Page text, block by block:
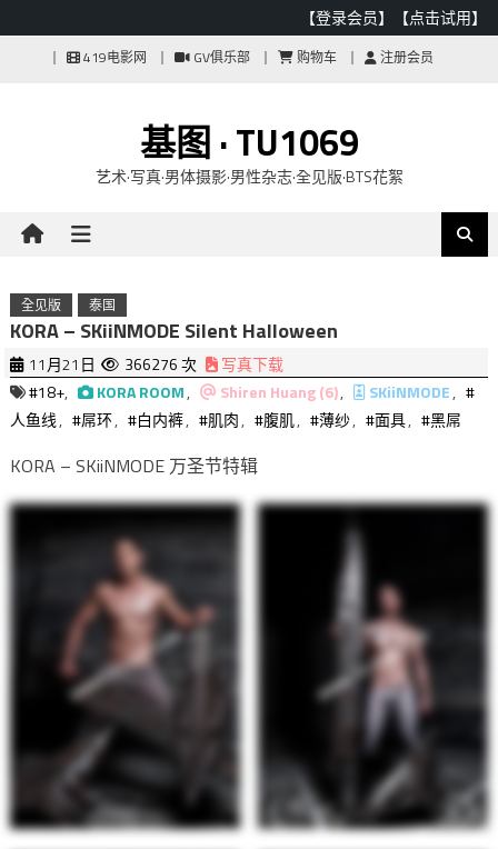
【登录会员】 【点击试用】
419电影网 GV俱乐部 购物车 注册会员
基图 · TU1069
艺术·写真·男体摄影·男性杂志·全见版·BTS花絮
全见版 泰国
KORA – SKiiNMODE Silent Halloween
11月21日 366276 次
写真下载
#18+, KORA ROOM, Shiren Huang (6), SKiiNMODE, #
人鱼线, #屌环, #白内裤, #肌肉, #腹肌, #薄纱, #面具, #黑屌
KORA – SKiiNMODE 万圣节特辑